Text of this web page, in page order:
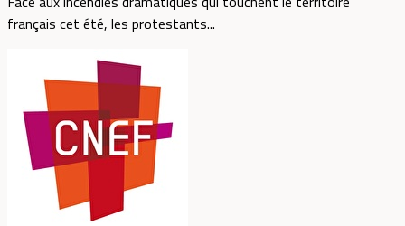
français cet été, les protestants...